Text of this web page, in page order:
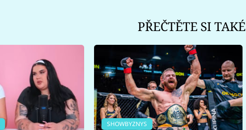
PŘEČTĚTE SI TAKÉ
SHOWBYZNYS